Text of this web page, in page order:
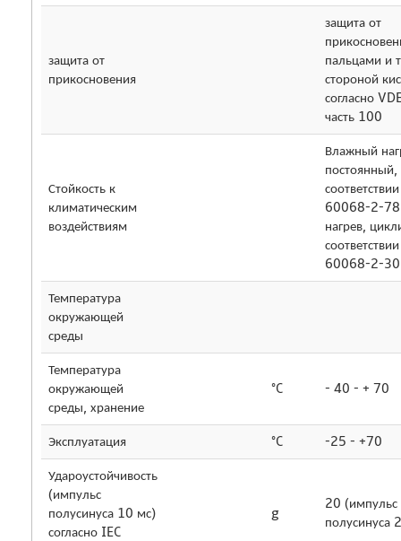
защита от
прикосновения
защита от
пальцами и
стороной
согласно
часть 100
Стойкость к
климатическим
воздействиям
Влажный
постоянный,
60068-2-
нагрев,
60068-2-30
Температура
окружающей
среды
Температура
окружающей
среды, хранение
°C - 40 - + 70
Эксплуатация °C -25 - +70
Удароустойчивость
(импульс
полусинуса 10 мс)
согласно IEC
g
20 (импульс
полусинуса